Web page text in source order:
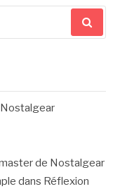
de Nostalgear
dans Réflexion